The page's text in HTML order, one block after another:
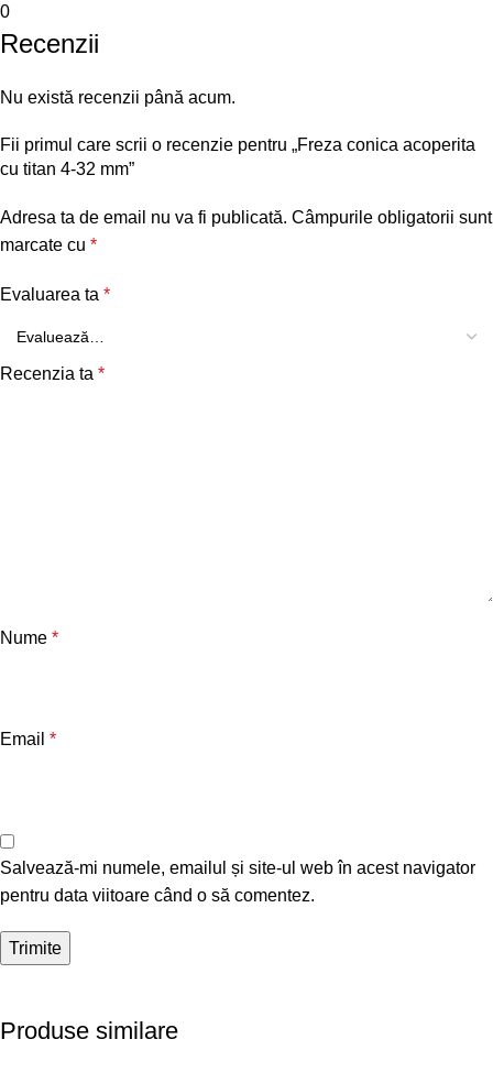
0
Recenzii
Nu există recenzii până acum.
Fii primul care scrii o recenzie pentru „Freza conica acoperita
cu titan 4-32 mm”
Adresa ta de email nu va fi publicată. Câmpurile obligatorii sunt
marcate cu *
Evaluarea ta *
Recenzia ta *
Nume *
Email *
Salvează-mi numele, emailul și site-ul web în acest navigator
pentru data viitoare când o să comentez.
Produse similare